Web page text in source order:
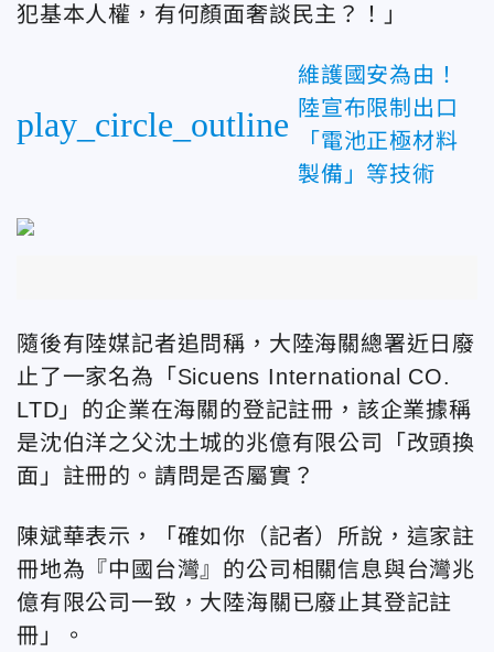
犯基本人權，有何顏面奢談民主？！」
play_circle_outline
維護國安為由！
陸宣布限制出口
「電池正極材料
製備」等技術
隨後有陸媒記者追問稱，大陸海關總署近日廢
止了一家名為「Sicuens International CO.
LTD」的企業在海關的登記註冊，該企業據稱
是沈伯洋之父沈土城的兆億有限公司「改頭換
面」註冊的。請問是否屬實？
陳斌華表示，「確如你（記者）所說，這家註
冊地為『中國台灣』的公司相關信息與台灣兆
億有限公司一致，大陸海關已廢止其登記註
冊」。